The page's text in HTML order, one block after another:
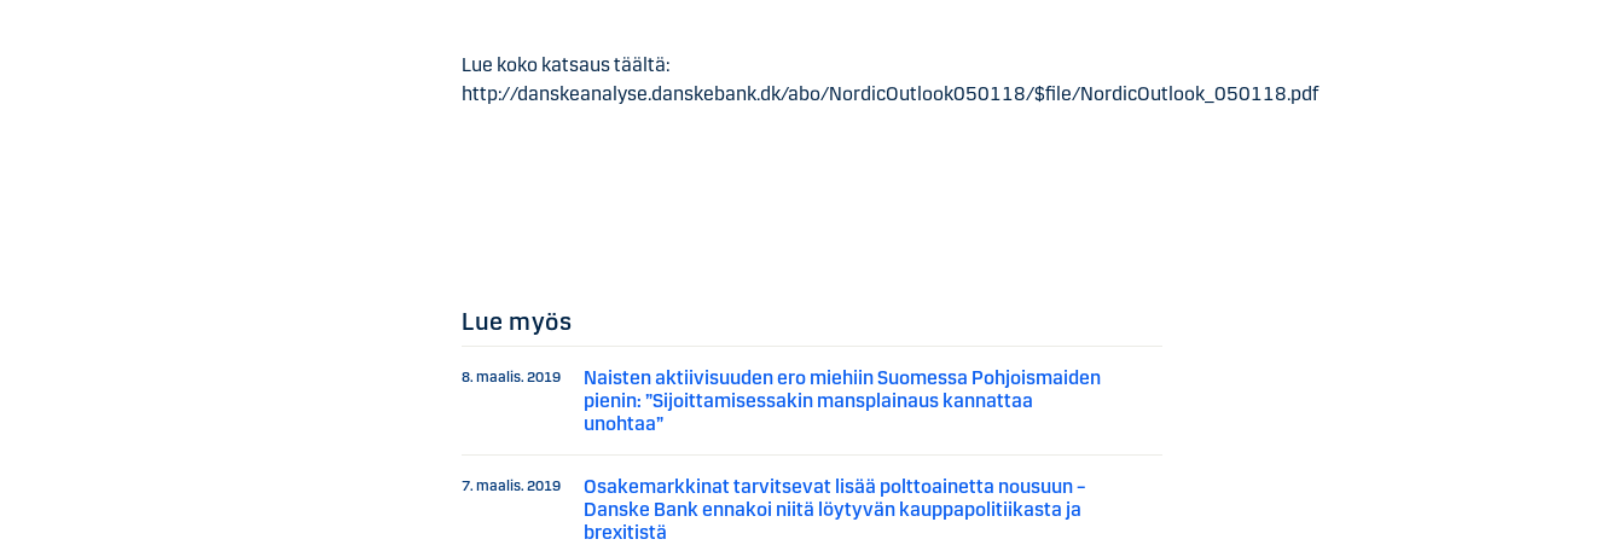
Lue koko katsaus täältä:
http://danskeanalyse.danskebank.dk/abo/NordicOutlook050118/$file/NordicOutlook_050118.pdf
Lue myös
8. maalis. 2019
Naisten aktiivisuuden ero miehiin Suomessa Pohjoismaiden
pienin: ”Sijoittamisessakin mansplainaus kannattaa
unohtaa”
7. maalis. 2019
Osakemarkkinat tarvitsevat lisää polttoainetta nousuun –
Danske Bank ennakoi niitä löytyvän kauppapolitiikasta ja
brexitistä